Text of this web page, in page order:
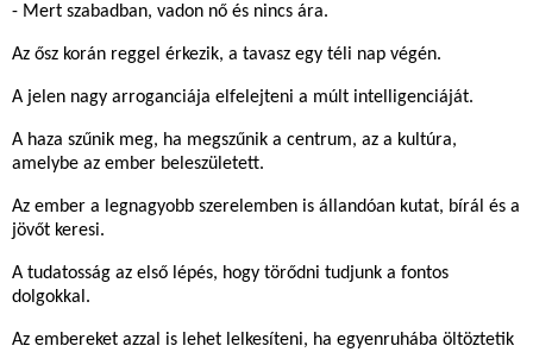
- Mert szabadban, vadon nő és nincs ára.
Az ősz korán reggel érkezik, a tavasz egy téli nap végén.
A jelen nagy arroganciája elfelejteni a múlt intelligenciáját.
A haza szűnik meg, ha megszűnik a centrum, az a kultúra,
amelybe az ember beleszületett.
Az ember a legnagyobb szerelemben is állandóan kutat, bírál és a
jövőt keresi.
A tudatosság az első lépés, hogy törődni tudjunk a fontos
dolgokkal.
Az embereket azzal is lehet lelkesíteni, ha egyenruhába öltöztetik